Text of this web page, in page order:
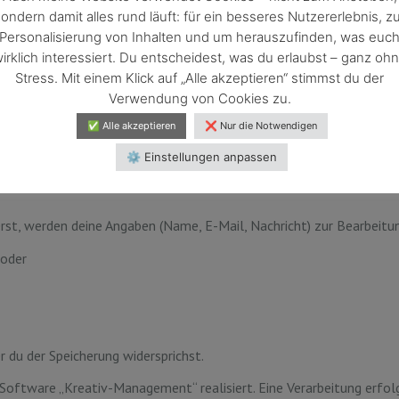
Website werden personenbezogene Daten auf Servern
nach Art. 28 DSGVO geschlossen.
werden deine Angaben (Name, E-Mail, Nachricht) zur
der Speicherung widersprichst.
„Kreativ-Management“ realisiert. Eine Verarbeitung
damit alles rund läuft: für ein besseres Nutzererlebnis,
Personalisierung von Inhalten und um herauszufinden, was euch
interessiert. Du entscheidest, was du erlaubst – ganz
Stress. Mit einem Klick auf „Alle akzeptieren“ stimmst du der
Verwendung von Cookies zu.
✅ Alle akzeptieren ❌ Nur die Notwendigen
⚙️ Einstellungen anpassen